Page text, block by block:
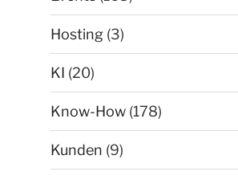
Hosting (3)
KI (20)
Know-How (178)
Kunden (9)